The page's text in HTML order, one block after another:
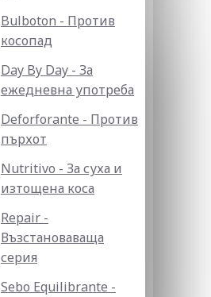
Bulboton - Против
косопад
Day By Day - За
ежедневна употреба
Deforforante - Против
пърхот
Nutritivo - За суха и
изтощена коса
Repair -
Възстановаваща
серия
Sebo Equilibrante -